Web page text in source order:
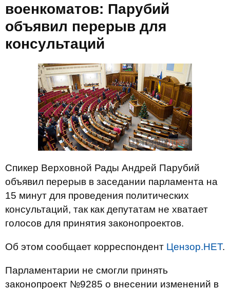
военкоматов: Парубий
объявил перерыв для
консультаций
Спикер Верховной Рады Андрей Парубий
объявил перерыв в заседании парламента на
15 минут для проведения политических
консультаций, так как депутатам не хватает
голосов для принятия законопроектов.
Об этом сообщает корреспондент Цензор.НЕТ.
Парламентарии не смогли принять
законопроект №9285 о внесении изменений в